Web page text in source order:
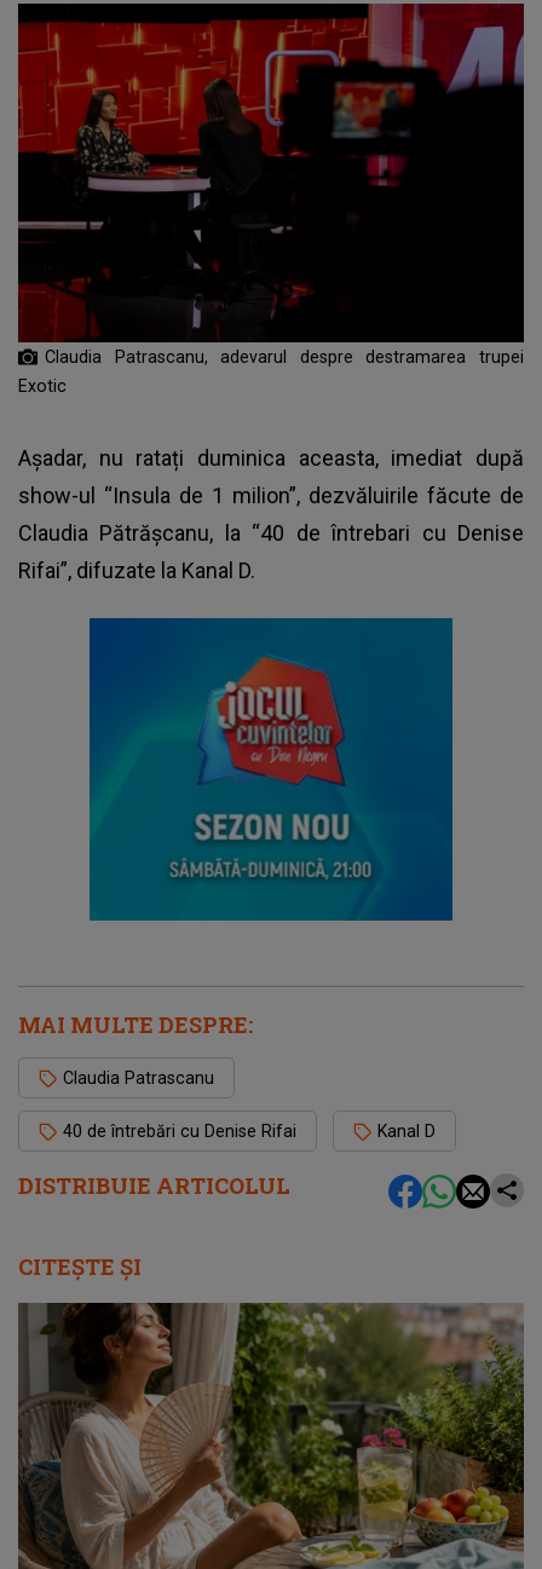
DISTRIBUIE ARTICOLUL
Claudia Patrascanu, adevarul despre destramarea trupei
Exotic
Așadar, nu ratați duminica aceasta, imediat după
show-ul “Insula de 1 milion”, dezvăluirile făcute de
Claudia Pătrășcanu, la “40 de întrebari cu Denise
Rifai”, difuzate la Kanal D.
MAI MULTE DESPRE:
Claudia Patrascanu
40 de întrebări cu Denise Rifai Kanal D
CITEȘTE ȘI